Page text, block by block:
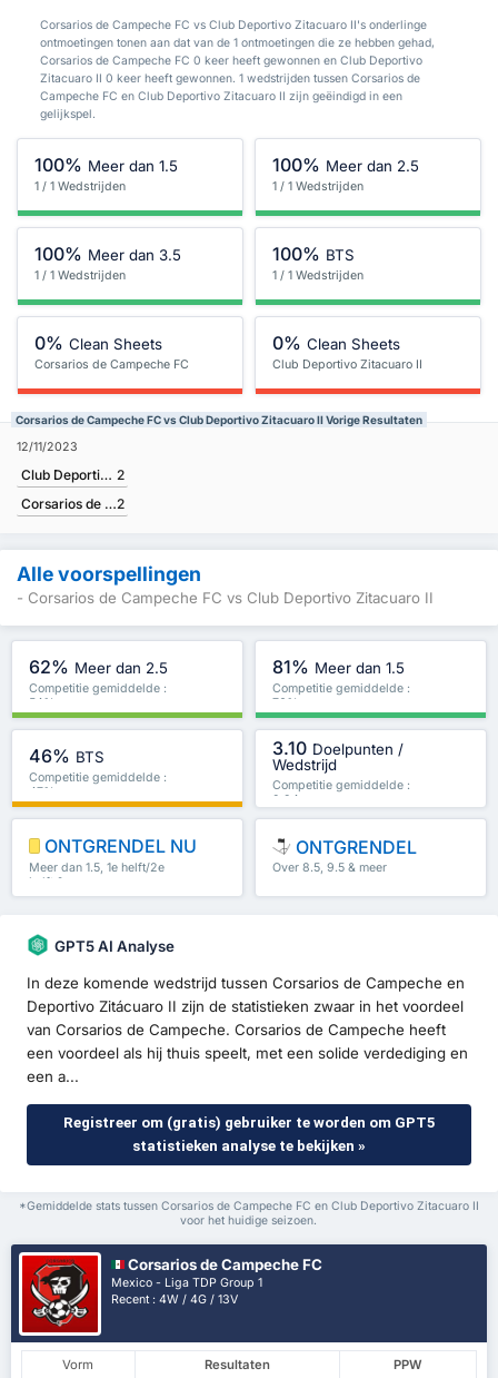
Corsarios de Campeche FC vs Club Deportivo Zitacuaro II's onderlinge
ontmoetingen tonen aan dat van de 1 ontmoetingen die ze hebben gehad,
Corsarios de Campeche FC 0 keer heeft gewonnen en Club Deportivo
Zitacuaro II 0 keer heeft gewonnen. 1 wedstrijden tussen Corsarios de
Campeche FC en Club Deportivo Zitacuaro II zijn geëindigd in een
gelijkspel.
100% Meer dan 1.5
1 / 1 Wedstrijden
100% Meer dan 2.5
1 / 1 Wedstrijden
100% Meer dan 3.5
1 / 1 Wedstrijden
100% BTS
1 / 1 Wedstrijden
0% Clean Sheets
Corsarios de Campeche FC
0% Clean Sheets
Club Deportivo Zitacuaro II
Corsarios de Campeche FC vs Club Deportivo Zitacuaro II Vorige Resultaten
12/11/2023
Club Deportivo Zitacuaro II 2
Corsarios de Campeche FC2
Alle voorspellingen
- Corsarios de Campeche FC vs Club Deportivo Zitacuaro II
62% Meer dan 2.5
Competitie gemiddelde :
54%
81% Meer dan 1.5
Competitie gemiddelde :
76%
46% BTS
Competitie gemiddelde :
47%
3.10 Doelpunten /
Wedstrijd
Competitie gemiddelde :
2.94
ONTGRENDEL NU
Meer dan 1.5, 1e helft/2e
helft & meer
ONTGRENDEL
Over 8.5, 9.5 & meer
GPT5 AI Analyse
In deze komende wedstrijd tussen Corsarios de Campeche en
Deportivo Zitácuaro II zijn de statistieken zwaar in het voordeel
van Corsarios de Campeche. Corsarios de Campeche heeft
een voordeel als hij thuis speelt, met een solide verdediging en
een a...
Registreer om (gratis) gebruiker te worden om GPT5
statistieken analyse te bekijken »
*Gemiddelde stats tussen Corsarios de Campeche FC en Club Deportivo Zitacuaro II
voor het huidige seizoen.
Corsarios de Campeche FC
Mexico - Liga TDP Group 1
Recent : 4W / 4G / 13V
Vorm Resultaten
PPW